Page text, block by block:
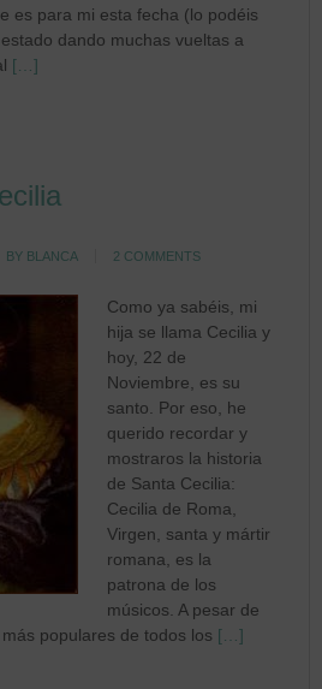
es para mi esta fecha (lo podéis
dando muchas vueltas a
[…]
BY BLANCA 2 COMMENTS
Como ya sabéis, mi
hija se llama Cecilia y
hoy, 22 de
Noviembre, es su
santo. Por eso, he
querido recordar y
mostraros la historia
de Santa Cecilia:
Cecilia de Roma,
Virgen, santa y mártir
romana, es la
patrona de los
músicos. A pesar de
populares de todos los […]